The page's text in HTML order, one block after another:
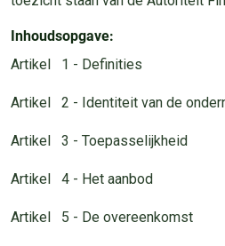
Inhoudsopgave:
Artikel 1 - Definities
Artikel 2 - Identiteit van de
Artikel 3 - Toepasselijkheid
Artikel 4 - Het aanbod
Artikel 5 - De overeenkomst